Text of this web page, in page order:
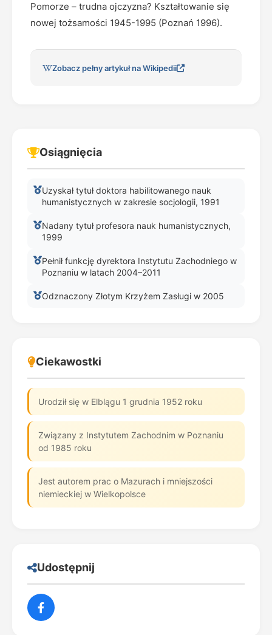
Pomorze – trudna ojczyzna? Kształtowanie się
nowej tożsamości 1945-1995 (Poznań 1996).
Zobacz pełny artykuł na Wikipedii
Osiągnięcia
Uzyskał tytuł doktora habilitowanego nauk
humanistycznych w zakresie socjologii, 1991
Nadany tytuł profesora nauk humanistycznych,
1999
Pełnił funkcję dyrektora Instytutu Zachodniego w
Poznaniu w latach 2004–2011
Odznaczony Złotym Krzyżem Zasługi w 2005
Ciekawostki
Urodził się w Elblągu 1 grudnia 1952 roku
Związany z Instytutem Zachodnim w Poznaniu
od 1985 roku
Jest autorem prac o Mazurach i mniejszości
niemieckiej w Wielkopolsce
Udostępnij